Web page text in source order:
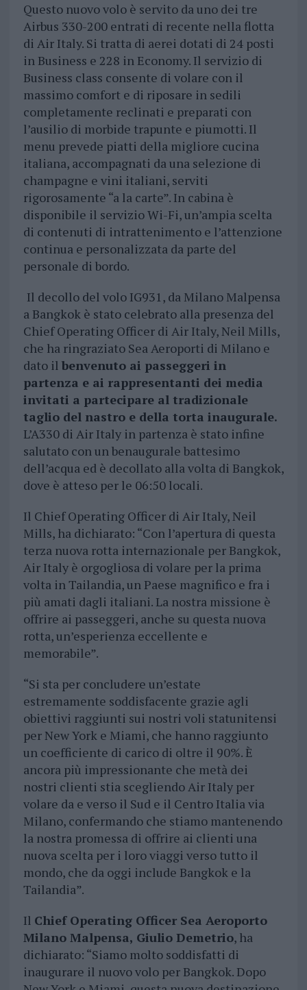
Questo nuovo volo è servito da uno dei tre
Airbus 330-200 entrati di recente nella flotta
di Air Italy. Si tratta di aerei dotati di 24 posti
in Business e 228 in Economy. Il servizio di
Business class consente di volare con il
massimo comfort e di riposare in sedili
completamente reclinati e preparati con
l’ausilio di morbide trapunte e piumotti. Il
menu prevede piatti della migliore cucina
italiana, accompagnati da una selezione di
champagne e vini italiani, serviti
rigorosamente “a la carte”. In cabina è
disponibile il servizio Wi-Fi, un’ampia scelta
di contenuti di intrattenimento e l’attenzione
continua e personalizzata da parte del
personale di bordo.
Il decollo del volo IG931, da Milano Malpensa
a Bangkok è stato celebrato alla presenza del
Chief Operating Officer di Air Italy, Neil Mills,
che ha ringraziato Sea Aeroporti di Milano e
dato il benvenuto ai passeggeri in
partenza e ai rappresentanti dei media
invitati a partecipare al tradizionale
taglio del nastro e della torta inaugurale.
L’A330 di Air Italy in partenza è stato infine
salutato con un benaugurale battesimo
dell’acqua ed è decollato alla volta di Bangkok,
dove è atteso per le 06:50 locali.
Il Chief Operating Officer di Air Italy, Neil
Mills, ha dichiarato: “Con l’apertura di questa
terza nuova rotta internazionale per Bangkok,
Air Italy è orgogliosa di volare per la prima
volta in Tailandia, un Paese magnifico e fra i
più amati dagli italiani. La nostra missione è
offrire ai passeggeri, anche su questa nuova
rotta, un’esperienza eccellente e
memorabile”.
“Si sta per concludere un’estate
estremamente soddisfacente grazie agli
obiettivi raggiunti sui nostri voli statunitensi
per New York e Miami, che hanno raggiunto
un coefficiente di carico di oltre il 90%. È
ancora più impressionante che metà dei
nostri clienti stia scegliendo Air Italy per
volare da e verso il Sud e il Centro Italia via
Milano, confermando che stiamo mantenendo
la nostra promessa di offrire ai clienti una
nuova scelta per i loro viaggi verso tutto il
mondo, che da oggi include Bangkok e la
Tailandia”.
Il Chief Operating Officer Sea Aeroporto
Milano Malpensa, Giulio Demetrio, ha
dichiarato: “Siamo molto soddisfatti di
inaugurare il nuovo volo per Bangkok. Dopo